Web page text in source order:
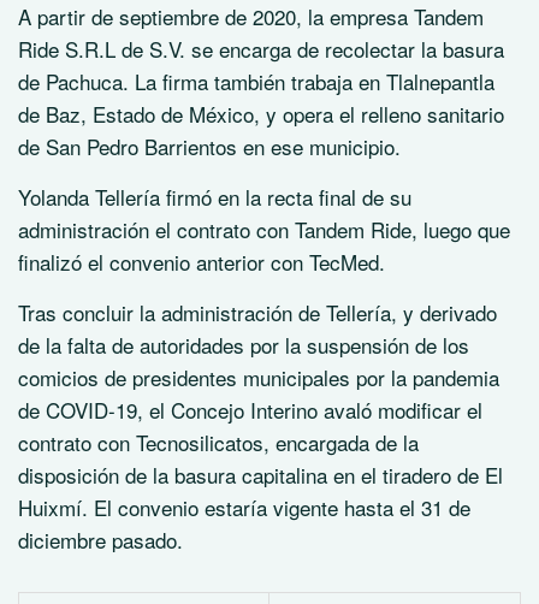
A partir de septiembre de 2020, la empresa Tandem
Ride S.R.L de S.V. se encarga de recolectar la basura
de Pachuca. La firma también trabaja en Tlalnepantla
de Baz, Estado de México, y opera el relleno sanitario
de San Pedro Barrientos en ese municipio.
Yolanda Tellería firmó en la recta final de su
administración el contrato con Tandem Ride, luego que
finalizó el convenio anterior con TecMed.
Tras concluir la administración de Tellería, y derivado
de la falta de autoridades por la suspensión de los
comicios de presidentes municipales por la pandemia
de COVID-19, el Concejo Interino avaló modificar el
contrato con Tecnosilicatos, encargada de la
disposición de la basura capitalina en el tiradero de El
Huixmí. El convenio estaría vigente hasta el 31 de
diciembre pasado.